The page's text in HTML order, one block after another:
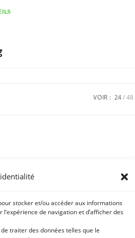
stocker et/ou accéder aux informations
de navigation et d’afficher des
traiter des données telles que le
VOIR : 24 48